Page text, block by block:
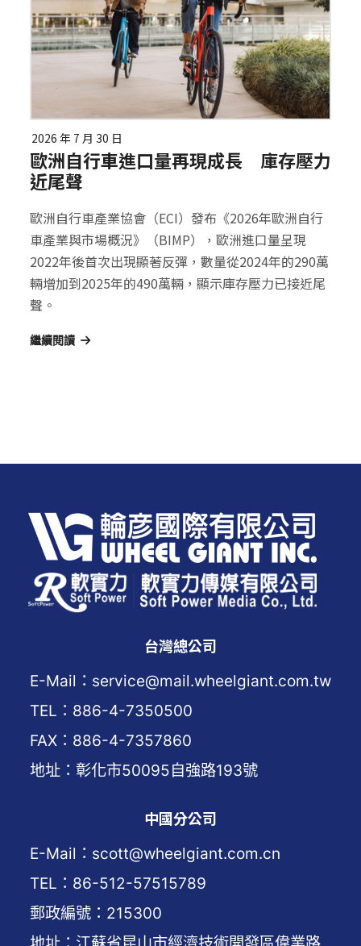
2026 年 7 月 30 日
歐洲自行車進口量再現成長 庫存壓力
近尾聲
歐洲自行車產業協會（ECI）發布《2026年歐洲自行
車產業與市場概況》（BIMP），歐洲進口量呈現
2022年後首次出現顯著反彈，數量從2024年的290萬
輛增加到2025年的490萬輛，顯示庫存壓力已接近尾
聲。
繼續閱讀
台灣總公司
E-Mail：service@mail.wheelgiant.com.tw
TEL：886-4-7350500
FAX：886-4-7357860
地址：彰化市50095自強路193號
中國分公司
E-Mail：scott@wheelgiant.com.cn
TEL：86-512-57515789
郵政編號：215300